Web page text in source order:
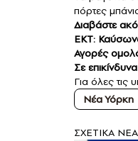
πόρτες
Διαβάστε
ΕΚΤ:
Αγορές
Σε
Για όλες τις
Νέα Υόρκη
ΣXETIKA NEA